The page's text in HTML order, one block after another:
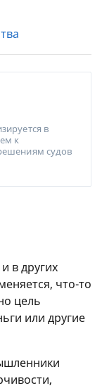
в
к
судов
в других
что-то
цель
или другие